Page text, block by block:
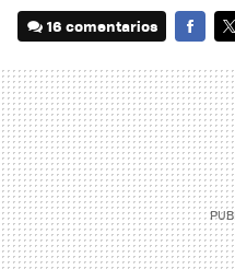
16 comentarios